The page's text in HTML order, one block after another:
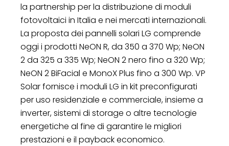
la partnership per la distribuzione di moduli
fotovoltaici in Italia e nei mercati internazionali.
La proposta dei pannelli solari LG comprende
oggi i prodotti NeON R, da 350 a 370 Wp; NeON
2 da 325 a 335 Wp; NeON 2 nero fino a 320 Wp;
NeON 2 BiFacial e MonoX Plus fino a 300 Wp. VP
Solar fornisce i moduli LG in kit preconfigurati
per uso residenziale e commerciale, insieme a
inverter, sistemi di storage o altre tecnologie
energetiche al fine di garantire le migliori
prestazioni e il payback economico.